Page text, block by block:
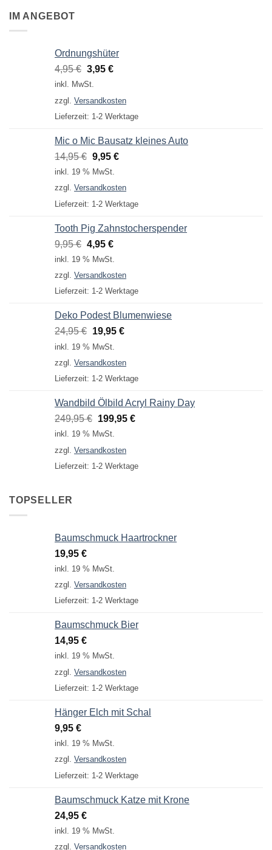
IM ANGEBOT
Ordnungshüter
4,95€ Ursprünglicher
Preis
4,95 €
3,95 €Aktueller
3,95 €.
inkl. MwSt.
zzgl. Versandkosten
Lieferzeit: 1-2 Werktage
Mic o Mic Bausatz kleines Auto
14,95€ Ursprünglicher
Preis
14,95 €
9,95 €Aktueller
9,95 €.
inkl. 19 % MwSt.
zzgl. Versandkosten
Lieferzeit: 1-2 Werktage
Tooth Pig Zahnstocherspender
9,95€ Ursprünglicher
Preis
9,95 €
4,95 €Aktueller
4,95 €.
inkl. 19 % MwSt.
zzgl. Versandkosten
Lieferzeit: 1-2 Werktage
Deko Podest Blumenwiese
24,95€ Ursprünglicher
Preis
24,95 €
19,95 €Aktueller
19,95 €.
inkl. 19 % MwSt.
zzgl. Versandkosten
Lieferzeit: 1-2 Werktage
Wandbild Ölbild Acryl Rainy Day
249,95€ Ursprünglicher
Preis
249,95 €
199,95 €Aktueller
inkl. 19 % MwSt.
zzgl. Versandkosten
Lieferzeit: 1-2 Werktage
TOPSELLER
Baumschmuck Haartrockner
19,95 €
inkl. 19 % MwSt.
zzgl. Versandkosten
Lieferzeit: 1-2 Werktage
Baumschmuck Bier
14,95 €
inkl. 19 % MwSt.
zzgl. Versandkosten
Lieferzeit: 1-2 Werktage
Hänger Elch mit Schal
9,95 €
inkl. 19 % MwSt.
zzgl. Versandkosten
Lieferzeit: 1-2 Werktage
Baumschmuck Katze mit Krone
24,95 €
inkl. 19 % MwSt.
zzgl. Versandkosten